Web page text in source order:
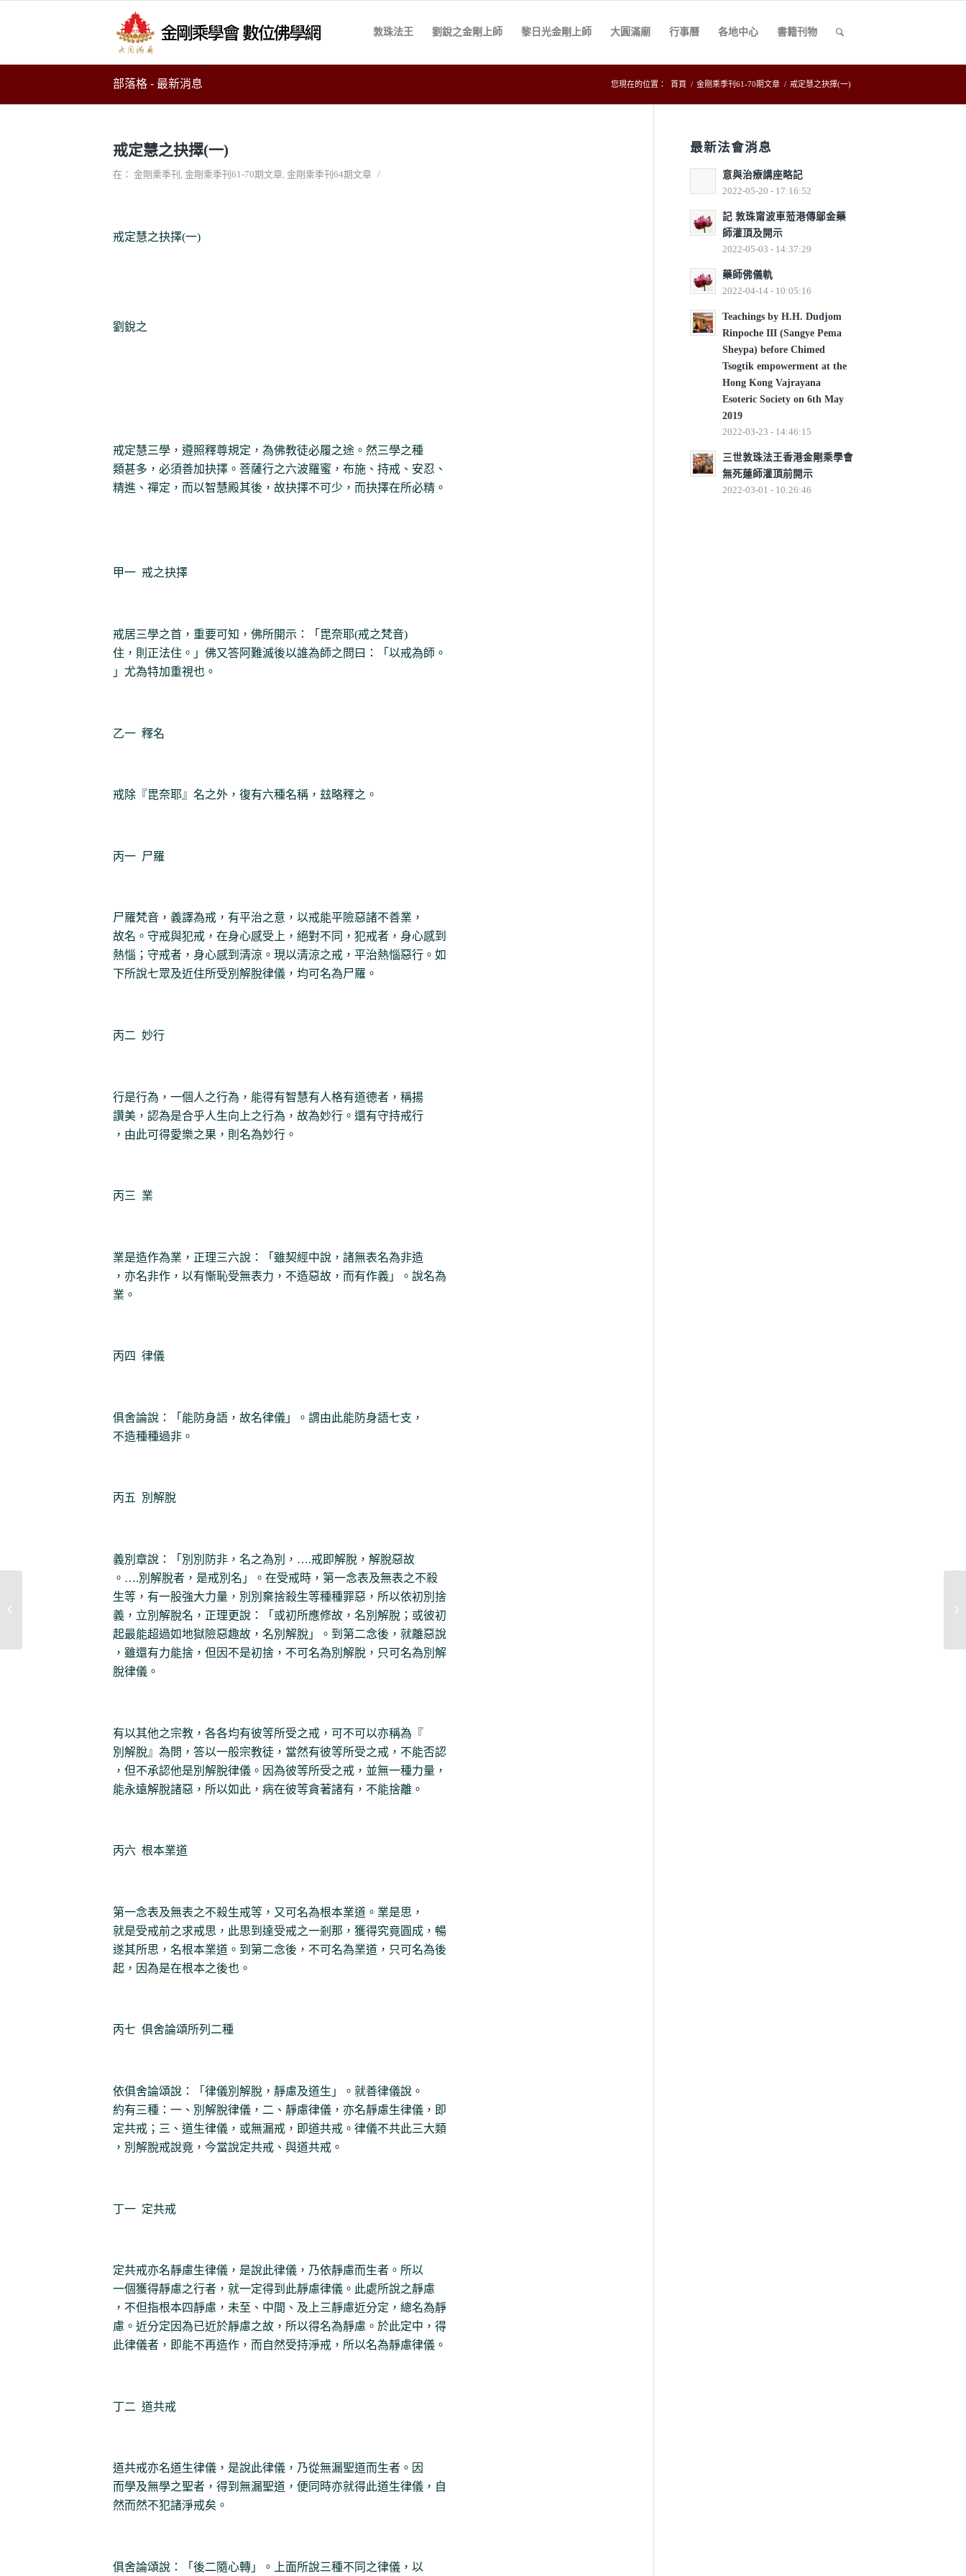
敦珠法王 劉銳之金剛上師 黎日光金剛上師 大圓滿廟 行事曆 各地中心 書籍刊物
部落格 - 最新消息 您現在的位置： 首頁 / 金剛乘季刊61-70期文章 / 戒定慧之抉擇(一)
戒定慧之抉擇(一)
在： 金剛乘季刊 , 金剛乘季刊61-70期文章, 金剛乘季刊64期文章 /
戒定慧之抉擇(一)
劉銳之
戒定慧三學，遵照釋尊規定，為佛教徒必履之途。然三學之種
類甚多，必須善加抉擇。菩薩行之六波羅蜜，布施、持戒、安忍、
精進、禪定，而以智慧殿其後，故抉擇不可少，而抉擇在所必精。
甲一 戒之抉擇
戒居三學之首，重要可知，佛所開示：「毘奈耶(戒之梵音)
住，則正法住。」佛又答阿難滅後以誰為師之問曰：「以戒為師。
」尤為特加重視也。
乙一 釋名
戒除『毘奈耶』名之外，復有六種名稱，玆略釋之。
丙一 尸羅
尸羅梵音，義譯為戒，有平治之意，以戒能平險惡諸不善業，
故名。守戒與犯戒，在身心感受上，絕對不同，犯戒者，身心感到
熱惱；守戒者，身心感到清涼。現以清涼之戒，平治熱惱惡行。如
下所說七眾及近住所受別解脫律儀，均可名為尸羅。
丙二 妙行
行是行為，一個人之行為，能得有智慧有人格有道德者，稱揚
讚美，認為是合乎人生向上之行為，故為妙行。還有守持戒行
，由此可得愛樂之果，則名為妙行。
丙三 業
業是造作為業，正理三六說：「雖契經中說，諸無表名為非造
，亦名非作，以有慚恥受無表力，不造惡故，而有作義」。說名為
業。
丙四 律儀
俱舍論說：「能防身語，故名律儀」。謂由此能防身語七支，
不造種種過非。
丙五 別解脫
義別章說：「別別防非，名之為別，….戒即解脫，解脫惡故
。….別解脫者，是戒別名」。在受戒時，第一念表及無表之不殺
生等，有一股強大力量，別別棄捨殺生等種種罪惡，所以依初別捨
義，立別解脫名，正理更說：「或初所應修故，名別解脫；或彼初
起最能超過如地獄險惡趣故，名別解脫」。到第二念後，就離惡說
，雖還有力能捨，但因不是初捨，不可名為別解脫，只可名為別解
脫律儀。
有以其他之宗教，各各均有彼等所受之戒，可不可以亦稱為『
別解脫』為問，答以一般宗教徒，當然有彼等所受之戒，不能否認
，但不承認他是別解脫律儀。因為彼等所受之戒，並無一種力量，
能永遠解脫諸惡，所以如此，病在彼等貪著諸有，不能捨離。
丙六 根本業道
第一念表及無表之不殺生戒等，又可名為根本業道。業是思，
就是受戒前之求戒思，此思到達受戒之一剎那，獲得究竟圓成，暢
遂其所思，名根本業道。到第二念後，不可名為業道，只可名為後
起，因為是在根本之後也。
丙七 俱舍論頌所列二種
依俱舍論頌說：「律儀別解脫，靜慮及道生」。就善律儀說。
約有三種：一、別解脫律儀，二、靜慮律儀，亦名靜慮生律儀，即
定共戒；三、道生律儀，或無漏戒，即道共戒。律儀不共此三大類
，別解脫戒說竟，今當說定共戒、與道共戒。
丁一 定共戒
定共戒亦名靜慮生律儀，是說此律儀，乃依靜慮而生者。所以
一個獲得靜慮之行者，就一定得到此靜慮律儀。此處所說之靜慮
，不但指根本四靜慮，未至、中間、及上三靜慮近分定，總名為靜
慮。近分定因為已近於靜慮之故，所以得名為靜慮。於此定中，得
此律儀者，即能不再造作，而自然受持淨戒，所以名為靜慮律儀。
丁二 道共戒
道共戒亦名道生律儀，是說此律儀，乃從無漏聖道而生者。因
而學及無學之聖者，得到無漏聖道，便同時亦就得此道生律儀，自
然而然不犯諸淨戒矣。
俱舍論頌說：「後二隨心轉」。上面所說三種不同之律儀，以
最新法會消息
意與治療講座略記
2022-05-20 - 17:16:52
記 敦珠甯波車蒞港傳鄔金藥
師灌頂及開示
2022-05-03 - 14:37:29
藥師佛儀軌
2022-04-14 - 10:05:16
Teachings by H.H. Dudjom
Rinpoche III (Sangye Pema
Sheypa) before Chimed
Tsogtik empowerment at the
Hong Kong Vajrayana
Esoteric Society on 6th May
2019
2022-03-23 - 14:46:15
三世敦珠法王香港金剛乘學會
無死蓮師灌頂前開示
2022-03-01 - 10:26:46